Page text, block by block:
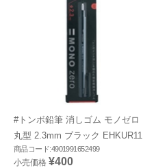
#トンボ鉛筆 消しゴム モノゼロ
丸型 2.3mm ブラック EHKUR11
商品コード:4901991652499
小売価格 ¥400